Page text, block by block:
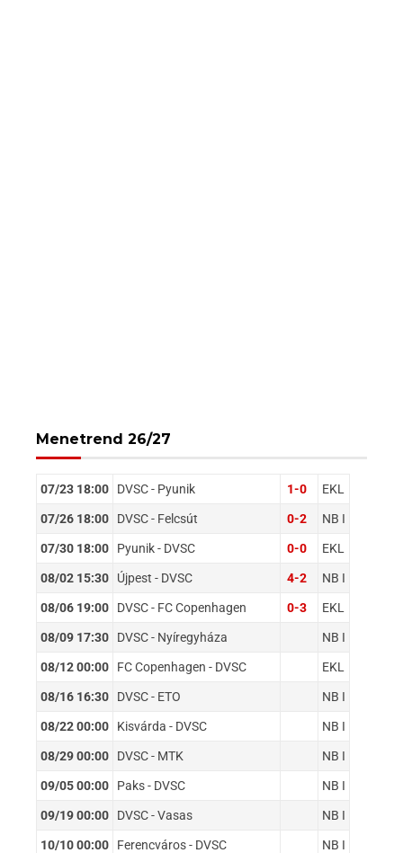
Menetrend 26/27
07/23 18:00 DVSC - Pyunik 1-0 EKL
07/26 18:00 DVSC - Felcsút 0-2 NB I
07/30 18:00 Pyunik - DVSC 0-0 EKL
08/02 15:30 Újpest - DVSC 4-2 NB I
08/06 19:00 DVSC - FC Copenhagen 0-3 EKL
08/09 17:30 DVSC - Nyíregyháza NB I
08/12 00:00 FC Copenhagen - DVSC EKL
08/16 16:30 DVSC - ETO NB I
08/22 00:00 Kisvárda - DVSC NB I
08/29 00:00 DVSC - MTK NB I
09/05 00:00 Paks - DVSC NB I
09/19 00:00 DVSC - Vasas NB I
10/10 00:00 Ferencváros - DVSC NB I